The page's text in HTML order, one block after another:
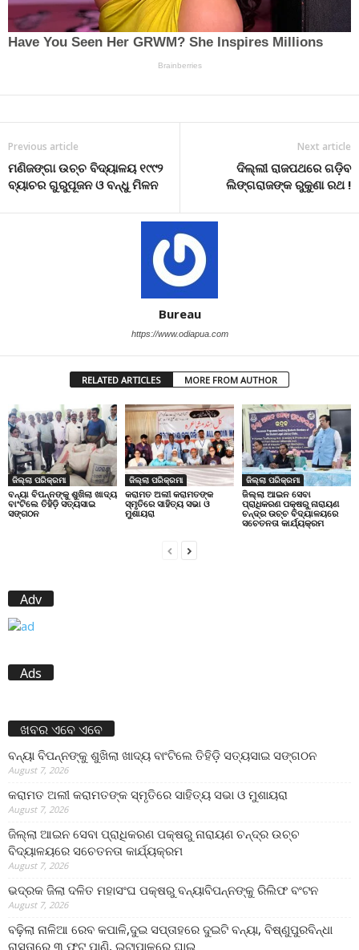
Previous article
ମଣିଜଙ୍ଗା ଉଚ୍ଚ ବିଦ୍ୟାଳୟ ୧୯୯୨
ବ୍ୟାଚର ଗୁରୁପୂଜନ ଓ ବନ୍ଧୁ ମିଳନ
Next article
ଦିଲ୍ଲୀ ରାଜପଥରେ ଗଡ଼ିବ
ଲିଙ୍ଗରାଜଙ୍କ ରୁକୁଣା ରଥ !
Bureau
https://www.odiapua.com
RELATED ARTICLES MORE FROM AUTHOR
ଜିଲ୍ଲା ପରିକ୍ରମା
ବନ୍ୟା ବିପନ୍ନଙ୍କୁ ଶୁଖିଲା ଖାଦ୍ୟ
ବାଂଟିଲେ ତିହିଡି଼ ସତ୍ୟସାଇ
ସଙ୍ଗଠନ
ଜିଲ୍ଲା ପରିକ୍ରମା
କରାମତ ଅଲୀ କରାମତଙ୍କ
ସ୍ମୃତିରେ ସାହିତ୍ୟ ସଭା ଓ
ମୁଶାୟରା
ଜିଲ୍ଲା ପରିକ୍ରମା
ଜିଲ୍ଲା ଆଇନ ସେବା
ପ୍ରାଧିକରଣ ପକ୍ଷରୁ ନାରାୟଣ
ଚନ୍ଦ୍ର ଉଚ୍ଚ ବିଦ୍ୟାଳୟରେ
ସଚେତନତା କାର୍ଯ୍ୟକ୍ରମ
Adv
Ads
ଖବର ଏବେ ଏବେ
ବନ୍ୟା ବିପନ୍ନଙ୍କୁ ଶୁଖିଲା ଖାଦ୍ୟ ବାଂଟିଲେ ତିହିଡି଼ ସତ୍ୟସାଇ ସଙ୍ଗଠନ
August 7, 2026
କରାମତ ଅଲୀ କରାମତଙ୍କ ସ୍ମୃତିରେ ସାହିତ୍ୟ ସଭା ଓ ମୁଶାୟରା
August 7, 2026
ଜିଲ୍ଲା ଆଇନ ସେବା ପ୍ରାଧିକରଣ ପକ୍ଷରୁ ନାରାୟଣ ଚନ୍ଦ୍ର ଉଚ୍ଚ
ବିଦ୍ୟାଳୟରେ ସଚେତନତା କାର୍ଯ୍ୟକ୍ରମ
August 7, 2026
ଭଦ୍ରକ ଜିଲା ଦଳିତ ମହାସଂଘ ପକ୍ଷରୁ ବନ୍ୟାବିପନ୍ନଙ୍କୁ ରିଲିଫ ବଂଟନ
August 7, 2026
ବଢ଼ିଲା ନାଳିଆ ରେବ କପାଳି,ଦୁଇ ସପ୍ତାହରେ ଦୁଇଟି ବନ୍ୟା, ବିଷ୍ଣୁପୁରବିନ୍ଧା
ରାସ୍ତାରେ ୩ ଫୁଟ ପାଣି, ଇଟାପାଳରେ ଘାଇ